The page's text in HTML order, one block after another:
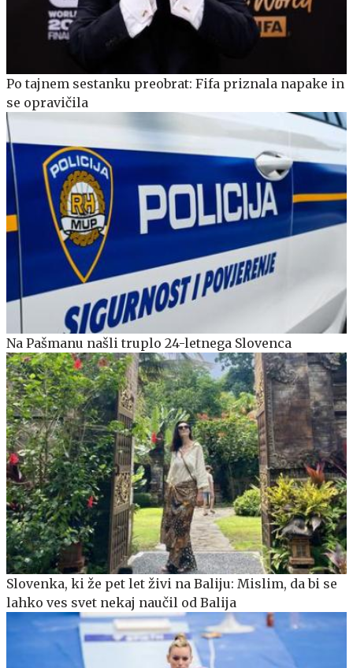
Po tajnem sestanku preobrat: Fifa priznala napake in
se opravičila
Na Pašmanu našli truplo 24-letnega Slovenca
Slovenka, ki že pet let živi na Baliju: Mislim, da bi se
lahko ves svet nekaj naučil od Balija